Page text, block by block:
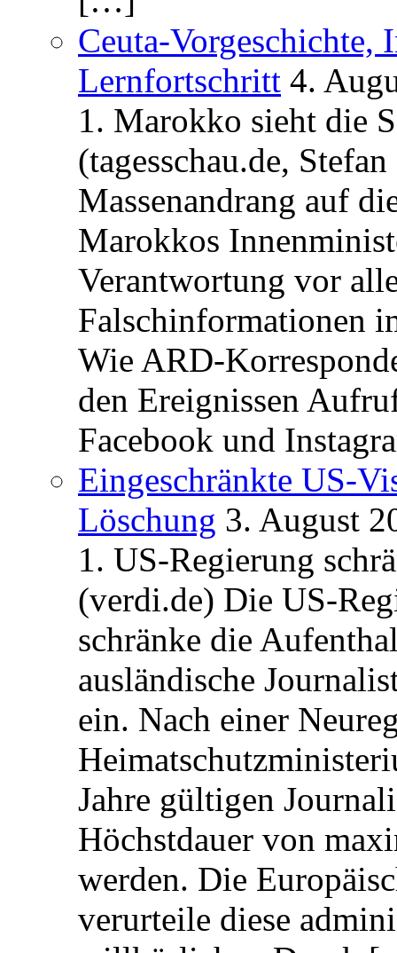
Ceuta-Vorgeschichte,
Lernfortschritt 4.
1. Marokko sieht die
(tagesschau.de,
Massenandrang auf
Marokkos
Verantwortung vor
Falschinformationen
Wie ARD-
den Ereignissen
Facebook und
Eingeschränkte US-
Löschung 3. August
1. US-Regierung
(verdi.de) Die US-
schränke die
ausländische
ein. Nach einer
Jahre gültigen
Höchstdauer von
werden. Die
verurteile diese